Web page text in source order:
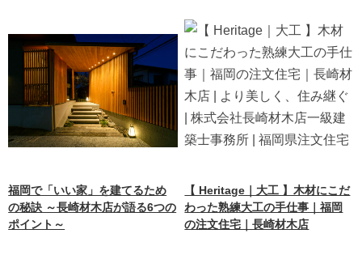
福岡で「いい家」を建てるため
の秘訣 ～長崎材木店が語る6つの
ポイント～
【 Heritage｜大工 】木材にこだ
わった熟練大工の手仕事｜福岡
の注文住宅｜長崎材木店